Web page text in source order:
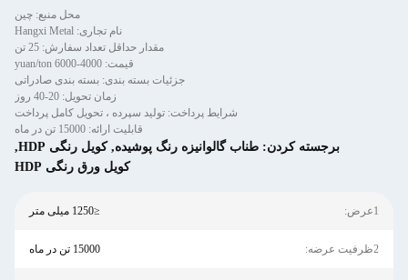
محل منبع: چین
نام تجاری: Hangxi Metal
مقدار حداقل تعداد سفارش: 25 تن
قیمت: 4000-6000 yuan/ton
جزئیات بسته بندی: بسته بندی صادراتی
زمان تحویل: 20-40 روز
شرایط پرداخت: تولید سپرده ، تحویل کامل پرداخت
قابلیت ارائه: 15000 تن در ماه
برجسته کردن: طناب گالوانیزه رنگ پوشیده,کویل رنگی HDP
,
کویل ورق رنگی HDP
1عرض: ≤1250 میلی متر
2ظرفیت عرضه: 15000 تن در ماه